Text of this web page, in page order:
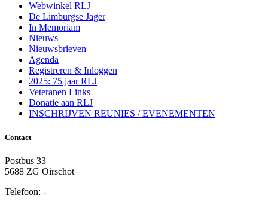
Webwinkel RLJ
De Limburgse Jager
In Memoriam
Nieuws
Nieuwsbrieven
Agenda
Registreren & Inloggen
2025: 75 jaar RLJ
Veteranen Links
Donatie aan RLJ
INSCHRIJVEN REÜNIES / EVENEMENTEN
Contact
Postbus 33
5688 ZG Oirschot
Telefoon: -